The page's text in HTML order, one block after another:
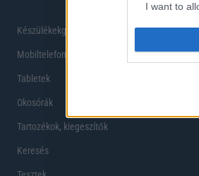
I want to
I want to
Készülékekguru
Mobiltelefonok
Tabletek
Okosórák
Tartozékok, kiegeszítők
Keresés
Hirek